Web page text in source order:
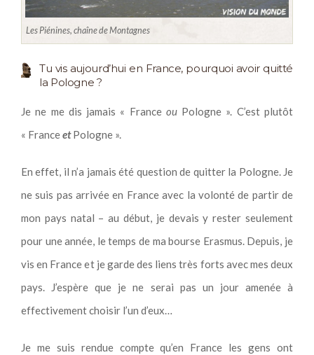
Les Piénines, chaîne de Montagnes
Tu vis aujourd’hui en France, pourquoi avoir quitté
la Pologne ?
Je ne me dis jamais « France ou Pologne ». C’est plutôt
« FranceetPologne ».
En effet, il n’a jamais été question de quitter la Pologne. Je
ne suis pas arrivée en France avec la volonté de partir de
mon pays natal – au début, je devais y rester seulement
pour une année, le temps de ma bourse Erasmus. Depuis, je
vis en France et je garde des liens très forts avec mes deux
pays. J’espère que je ne serai pas un jour amenée à
effectivement choisir l’un d’eux…
Je me suis rendue compte qu’en France les gens ont